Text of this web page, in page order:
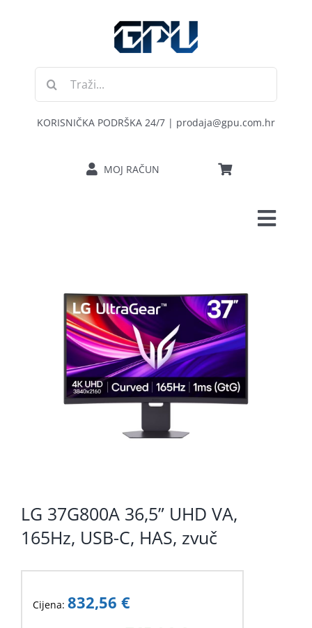
Traži...
KORISNIČKA PODRŠKA 24/7 | prodaja@gpu.com.hr
MOJ RAČUN
KOMPONENTE
KABELI I KONEKTORI
POTROŠAČKA ELEKTRONIKA
OSTALO
LG 37G800A 36,5” UHD VA,
165Hz, USB-C, HAS, zvuč
Cijena: 832,56 €